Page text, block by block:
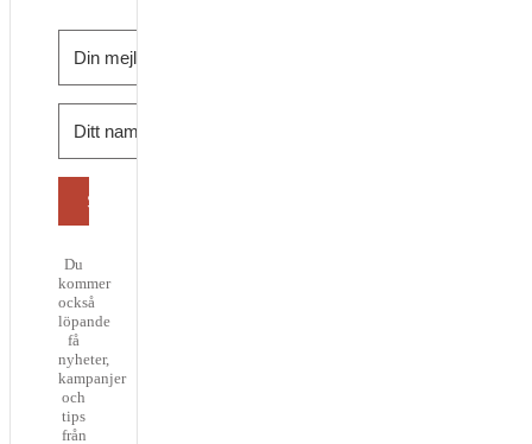
Skicka
Du
kommer
också
löpande
få
nyheter,
kampanjer
och
tips
från